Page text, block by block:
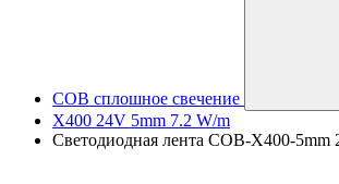
COB сплошное свечение
X400 24V 5mm 7.2 W/m
Светодиодная лента COB-X400-